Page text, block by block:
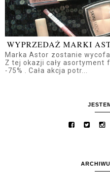
WYPRZEDAŻ MARKI
Marka Astor zostanie
Z tej okazji cały asortyment
-75% . Cała akcja potr...